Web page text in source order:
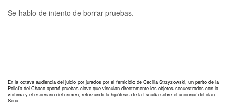
Se hablo de intento de borrar pruebas.
En la octava audiencia del juicio por jurados por el femicidio de Cecilia Strzyzowski, un perito de la
Policía del Chaco aportó pruebas clave que vinculan directamente los objetos secuestrados con la
víctima y el escenario del crimen, reforzando la hipótesis de la fiscalía sobre el accionar del clan
Sena.